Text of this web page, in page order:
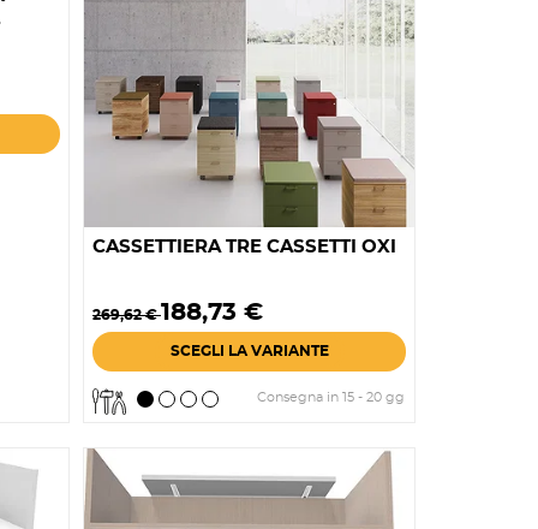
CASSETTIERA TRE CASSETTI OXI
Prezzo
Prezzo
base
269,62 €188,73 €
SCEGLI LA VARIANTE
Consegna in 15 - 20 gg